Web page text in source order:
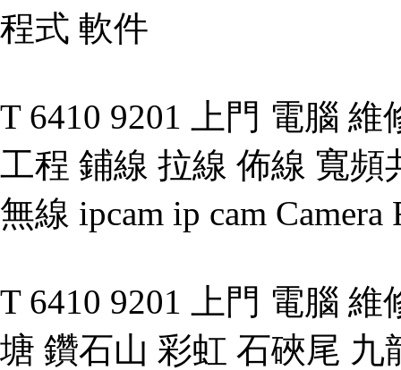
程式 軟件
T 6410 9201 上門 電腦 維
工程 鋪線 拉線 佈線 寬頻
無線 ipcam ip cam
T 6410 9201 上門 電腦
塘 鑽石山 彩虹 石硤尾